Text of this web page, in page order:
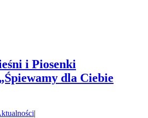
i Piosenki
dla Ciebie
|